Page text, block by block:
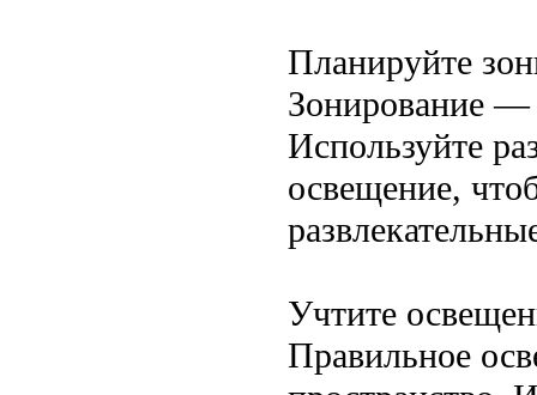
Планируйте
Зонирование
Используйте
освещение,
Учтите
Правильное